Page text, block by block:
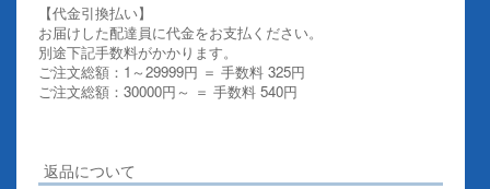
【代金引換払い】
お届けした配達員に代金をお支払ください。
別途下記手数料がかかります。
ご注文総額：1～29999円 ＝ 手数料 325円
ご注文総額：30000円～ ＝ 手数料 540円
返品について